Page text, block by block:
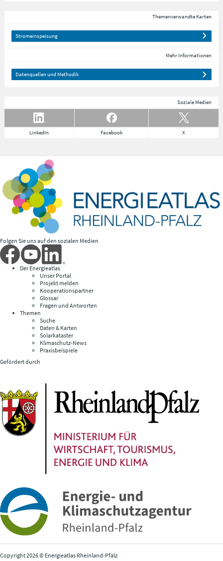
Themenverwandte Karten
Stromeinspeisung
Mehr Informationen
Datenquellen und Methodik
Soziale Medien
LinkedIn Facebook X
Folgen Sie uns auf den sozialen Medien
Der Energieatlas
Unser Portal
Projekt melden
Kooperationspartner
Glossar
Fragen und Antworten
Themen
Suche
Daten & Karten
Solarkataster
Klimaschutz-News
Praxisbeispiele
Gefördert durch
Copyright 2026 © Energieatlas Rheinland-Pfalz